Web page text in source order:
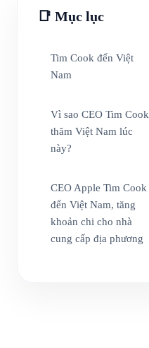
📑 Mục lục
Tim Cook đến Việt
Nam
Vì sao CEO Tim Cook
thăm Việt Nam lúc
này?
CEO Apple Tim Cook
đến Việt Nam, tăng
khoản chi cho nhà
cung cấp địa phương